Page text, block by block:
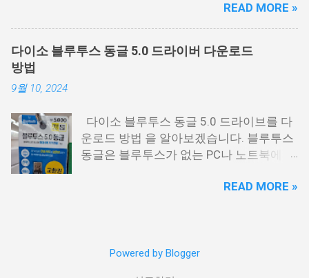
시면 점3개를 눌르면 다운로드를 받을 수
있는 버튼이 나옵니다. 이걸 눌르시면 됩니
다. 수능 영어듣기.MP3 📌 2026학년도 수
분들 모두 응원합니다. 이번 시험은 수능시
험전에 마지막 모의고사 시험으로 수능을
보는 분들에게 아주 중요한 시험입니다. 저
같은 경우에도 9월 시험은 수능때까지 여
답지 영어 정답지 9월 모의고사 영어 해설
지 9월 모의고사 해설지.pdf 9월 모의고사
영어음성.mp3 영어듣기.mp3 9월 모의고
https://cdn.kice.re.kr/sumo2609/index.ht
READ MORE »
다이소 블루투스 동글 5.0 드라이버 다운로드
방법
9월 10, 2024
다이소 블루투스 동글 5.0 드라이브를 다
운로드 방법 을 알아보겠습니다. 블루투스
동글은 블루투스가 없는 PC나 노트북에 연
USB 동글을 말하는데요. 저도 PC에 블루투
매할 수 있었습니다. 교환권을 가지고 계산
READ MORE »
Powered by Blogger